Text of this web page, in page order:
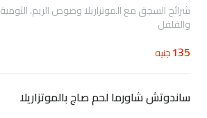
شرائح السجق مع الموتزاريلا وصوص الريم، الثومية
والفلفل
135جنيه
ساندوتش شاورما لحم صاج بالموتزاريلا